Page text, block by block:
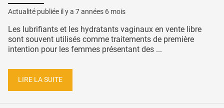
Actualité publiée il y a 7 années 6 mois
Les lubrifiants et les hydratants vaginaux en vente libre
sont souvent utilisés comme traitements de première
intention pour les femmes présentant des ...
LIRE LA SUITE